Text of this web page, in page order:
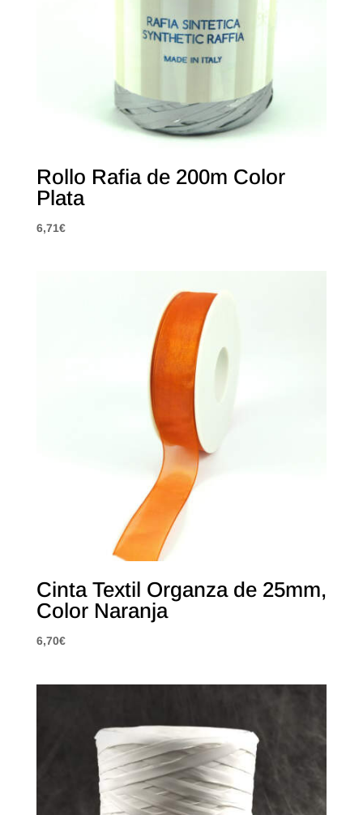
Rollo Rafia de 200m Color
Plata
6,71€
Cinta Textil Organza de 25mm,
Color Naranja
6,70€